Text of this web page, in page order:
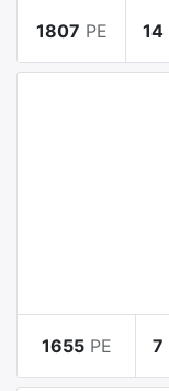
1807 PE 14
1655 PE 7